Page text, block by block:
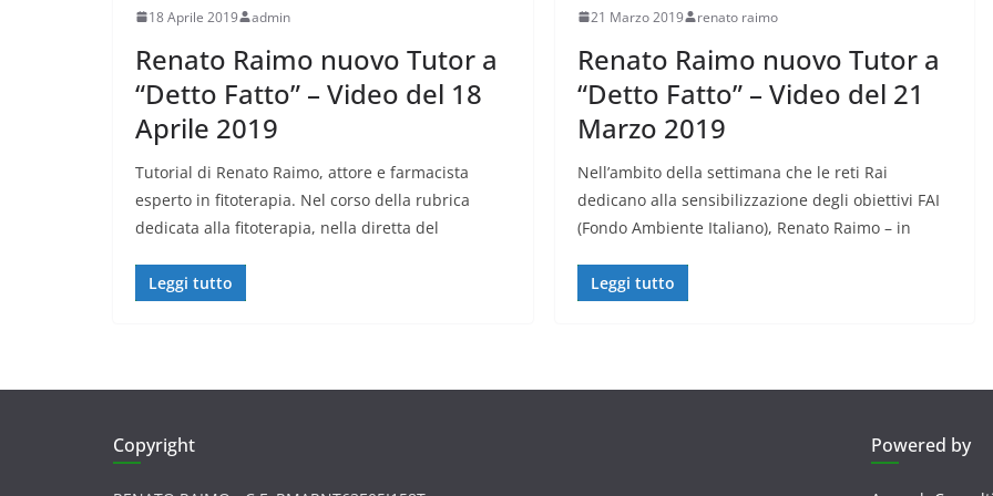
18 Aprile 2019 admin
Renato Raimo nuovo Tutor a
“Detto Fatto” – Video del 18
Aprile 2019
Tutorial di Renato Raimo, attore e farmacista
esperto in fitoterapia. Nel corso della rubrica
dedicata alla fitoterapia, nella diretta del
Leggi tutto
21 Marzo 2019 renato raimo
Renato Raimo nuovo Tutor a
“Detto Fatto” – Video del 21
Marzo 2019
Nell’ambito della settimana che le reti Rai
dedicano alla sensibilizzazione degli obiettivi FAI
(Fondo Ambiente Italiano), Renato Raimo – in
Leggi tutto
Copyright Powered by